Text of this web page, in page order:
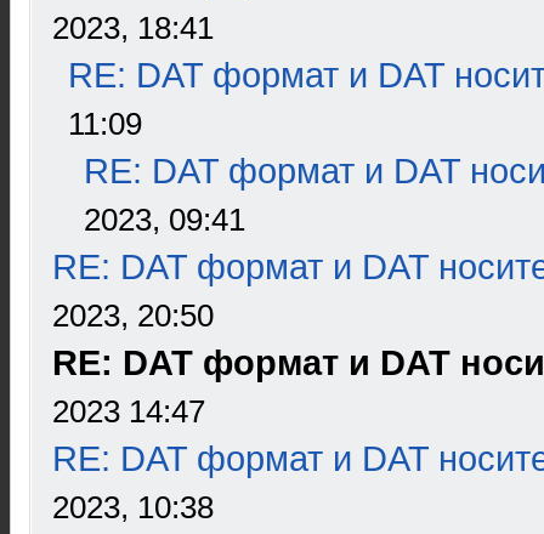
2023, 18:41
RE: DAT формат и DAT
11:09
RE: DAT формат и DAT
2023, 09:41
RE: DAT формат и DAT
2023, 20:50
RE: DAT формат и DAT
2023 14:47
RE: DAT формат и DAT
2023, 10:38